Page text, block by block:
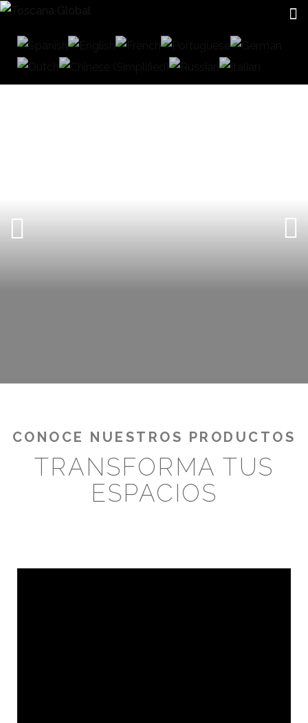
CONOCE NUESTROS PRODUCTOS
TRANSFORMA TUS
ESPACIOS